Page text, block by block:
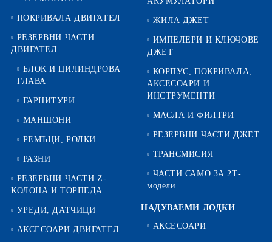
ПОКРИВАЛА ДВИГАТЕЛ
РЕЗЕРВНИ ЧАСТИ
ДВИГАТЕЛ
БЛОК И ЦИЛИНДРОВА
ГЛАВА
ГАРНИТУРИ
МАНШОНИ
РЕМЪЦИ, РОЛКИ
РАЗНИ
РЕЗЕРВНИ ЧАСТИ Z-
КОЛОНА И ТОРПЕДА
УРЕДИ, ДАТЧИЦИ
АКСЕСОАРИ ДВИГАТЕЛ
ЖИЛА ДЖЕТ
ИМПЕЛЕРИ И КЛЮЧОВЕ
ДЖЕТ
КОРПУС, ПОКРИВАЛА,
АКСЕСОАРИ И
ИНСТРУМЕНТИ
МАСЛА И ФИЛТРИ
РЕЗЕРВНИ ЧАСТИ ДЖЕТ
ТРАНСМИСИЯ
ЧАСТИ САМО ЗА 2Т-
модели
НАДУВАЕМИ ЛОДКИ
АКСЕСОАРИ